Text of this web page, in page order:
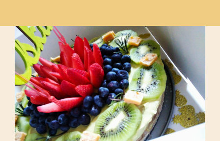
Sernik na zimno z awokado-
awokadownik